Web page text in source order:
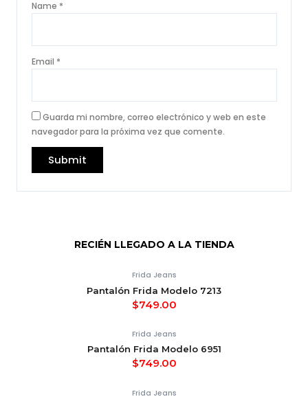
Name *
Email *
Guarda mi nombre, correo electrónico y web en este
navegador para la próxima vez que comente.
RECIÉN LLEGADO A LA TIENDA
Frida Jeans
Pantalón Frida Modelo 7213
$749.00
Frida Jeans
Pantalón Frida Modelo 6951
$749.00
Frida Jeans